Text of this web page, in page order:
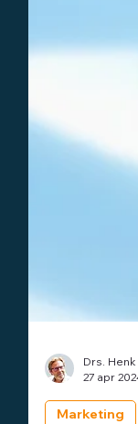
27 apr 2024